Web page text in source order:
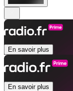
En savoir plus
En savoir plus